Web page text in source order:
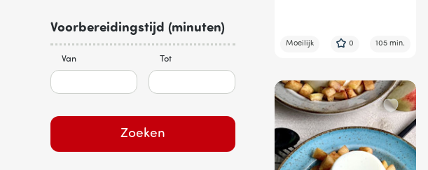
Voorbereidingstijd (minuten)
Van Tot
Zoeken
Moeilijk 0 105 min.